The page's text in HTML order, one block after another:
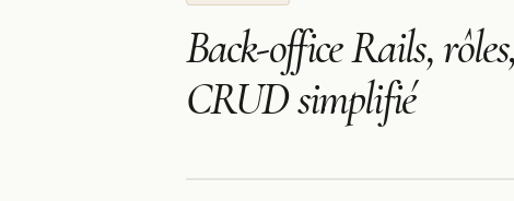
Back-office Rails,
CRUD simplifié